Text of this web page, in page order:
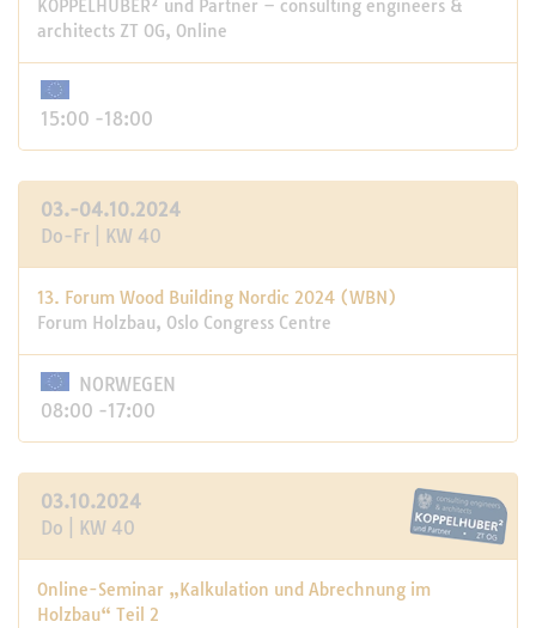
KOPPELHUBER² und Partner – consulting engineers &
architects ZT OG, Online
15:00 -18:00
03.-04.10.2024
Do-Fr | KW 40
13. Forum Wood Building Nordic 2024 (WBN)
Forum Holzbau, Oslo Congress Centre
NORWEGEN
08:00 -17:00
03.10.2024
Do | KW 40
Online-Seminar „Kalkulation und Abrechnung im
Holzbau“ Teil 2